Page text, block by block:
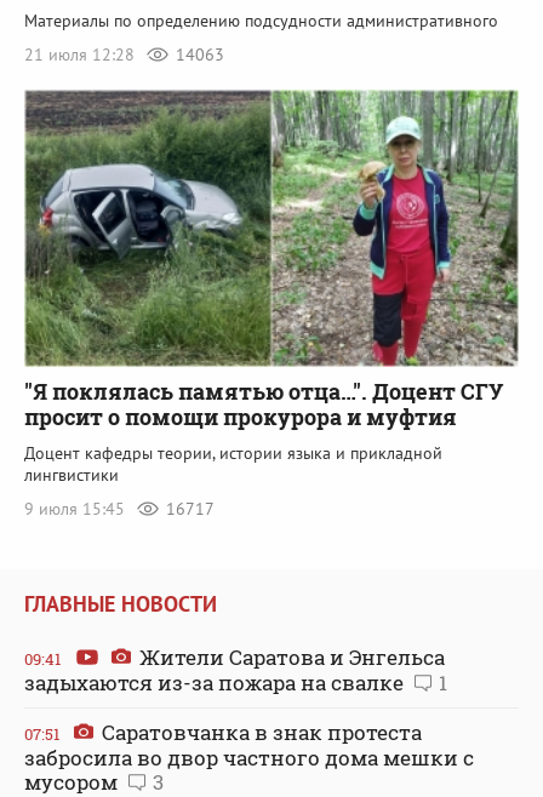
Материалы по определению подсудности административного
21 июля 12:28
14063
"Я поклялась памятью отца…". Доцент СГУ
просит о помощи прокурора и муфтия
Доцент кафедры теории, истории языка и прикладной
лингвистики
9 июля 15:45
16717
ГЛАВНЫЕ НОВОСТИ
09:41
Жители Саратова и Энгельса
задыхаются из-за пожара на свалке
1
07:51
Саратовчанка в знак протеста
забросила во двор частного дома мешки с
мусором
3